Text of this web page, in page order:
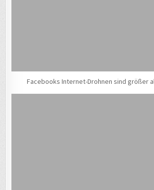
Facebooks Internet-Drohnen sind größer